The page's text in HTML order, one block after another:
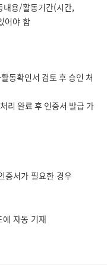
용/활동기간(시간,
어야 함
동확인서 검토 후 승인 처
리 완료 후 인증서 발급 가
증서가 필요한 경우
자동 기재